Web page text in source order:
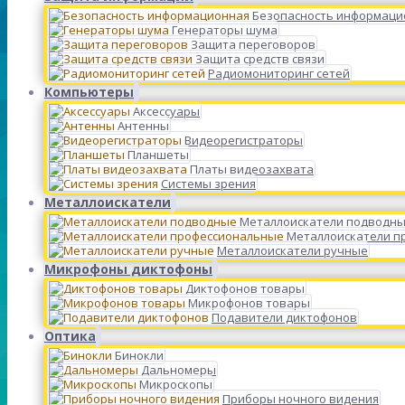
Безопасность
Генераторы шума
Защита переговоров
Защита средств связи
Радиомониторинг сетей
Компьютеры
Аксессуары
Антенны
Видеорегистраторы
Планшеты
Платы видеозахвата
Системы зрения
Металлоискатели
Металлоискатели
Металлоискатели
Металлоискатели ручные
Микрофоны диктофоны
Диктофонов товары
Микрофонов товары
Подавители диктофонов
Оптика
Бинокли
Дальномеры
Микроскопы
Приборы ночного видения